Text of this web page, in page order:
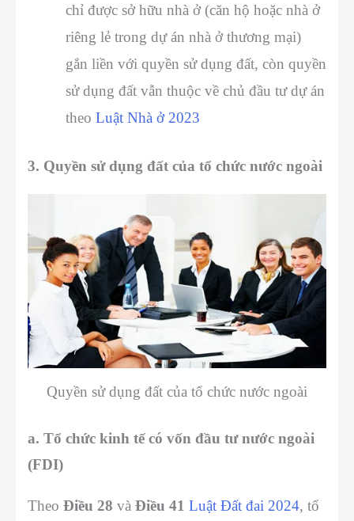
chỉ được sở hữu nhà ở (căn hộ hoặc nhà ở
riêng lẻ trong dự án nhà ở thương mại)
gắn liền với quyền sử dụng đất, còn quyền
sử dụng đất vẫn thuộc về chủ đầu tư dự án
theo Luật Nhà ở 2023
3. Quyền sử dụng đất của tổ chức nước ngoài
Quyền sử dụng đất của tổ chức nước ngoài
a. Tổ chức kinh tế có vốn đầu tư nước ngoài
(FDI)
Theo Điều 28 và Điều 41 Luật Đất đai 2024, tổ